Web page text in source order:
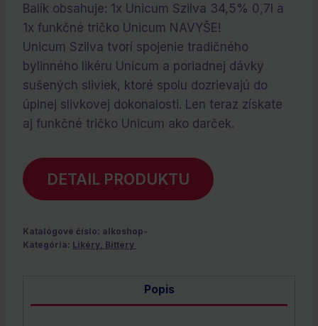
bola:
€17.90.
je:
€0.00.
Balík obsahuje: 1x Unicum Szilva 34,5% 0,7l a
1x funkčné tričko Unicum NAVYŠE!
Unicum Szilva tvorí spojenie tradičného
bylinného likéru Unicum a poriadnej dávky
sušených sliviek, ktoré spolu dozrievajú do
úplnej slivkovej dokonalosti. Len teraz získate
aj funkčné tričko Unicum ako darček.
DETAIL PRODUKTU
Katalógové číslo: alkoshop-
Kategória: Likéry, Bittery
Popis